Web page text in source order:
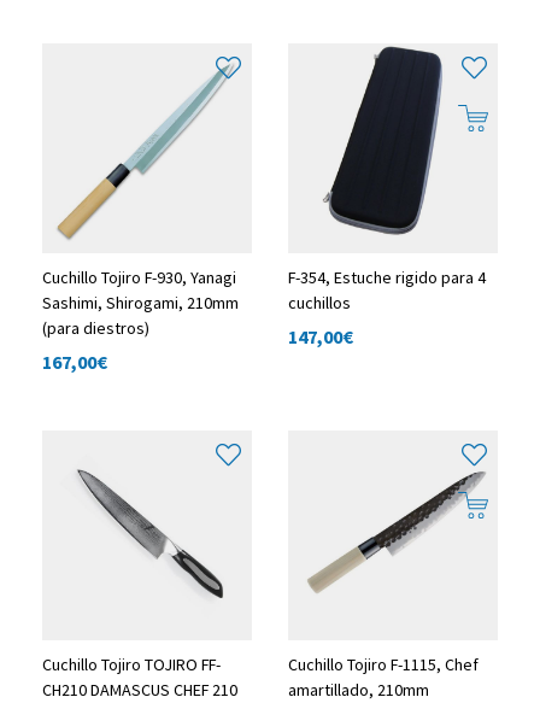
Cuchillo Tojiro F-930, Yanagi
Sashimi, Shirogami, 210mm
(para diestros)
167,00€
F-354, Estuche rigido para 4
cuchillos
147,00€
Cuchillo Tojiro TOJIRO FF-
CH210 DAMASCUS CHEF 210
Cuchillo Tojiro F-1115, Chef
amartillado, 210mm